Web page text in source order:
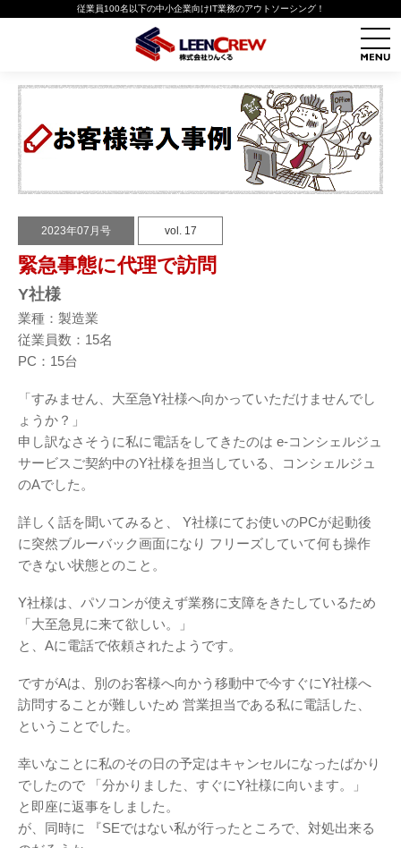
従業員100名以下の中小企業向けIT業務のアウトソーシング！
2023年07月号 vol. 17
緊急事態に代理で訪問
Y社様
業種：製造業
従業員数：15名
PC：15台
「すみません、大至急Y社様へ向かっていただけませんでし
ょうか？」
申し訳なさそうに私に電話をしてきたのは e-コンシェルジュ
サービスご契約中のY社様を担当している、コンシェルジュ
のAでした。
詳しく話を聞いてみると、
Y社様にてお使いのPCが起動後
に突然ブルーバック画面になり フリーズしていて何も操作
できない状態とのこと。
Y社様は、パソコンが使えず業務に支障をきたしているため
「大至急見に来て欲しい。」
と、Aに電話で依頼されたようです。
ですがAは、別のお客様へ向かう移動中で今すぐにY社様へ
訪問することが難しいため 営業担当である私に電話した、
ということでした。
幸いなことに私のその日の予定はキャンセルになったばかり
でしたので 「分かりました、すぐにY社様に向います。」
と即座に返事をしました。
が、同時に
『SEではない私が行ったところで、対処出来る